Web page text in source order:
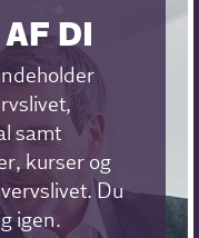
DI
samt
kurser og
Du
igen.